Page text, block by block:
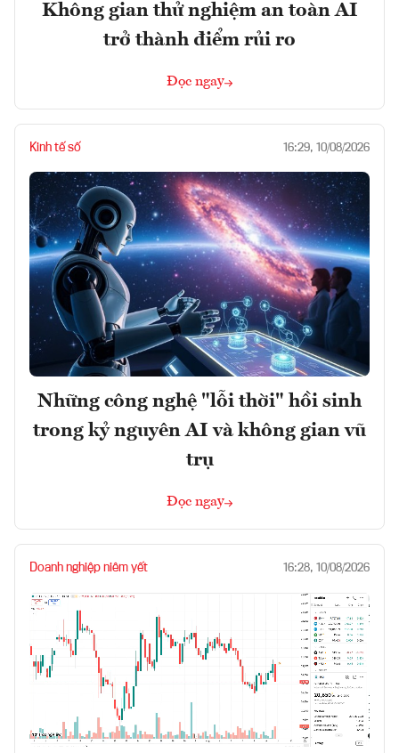
Không gian thử nghiệm an toàn AI
trở thành điểm rủi ro
Đọc ngay
Kinh tế số 16:29, 10/08/2026
Những công nghệ "lỗi thời" hồi sinh
trong kỷ nguyên AI và không gian vũ
trụ
Đọc ngay
Doanh nghiệp niêm yết 16:28, 10/08/2026